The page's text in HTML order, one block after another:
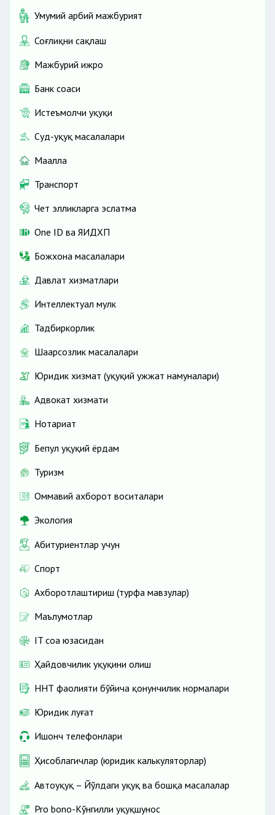
Умумий ҳарбий мажбурият
Соғлиқни сақлаш
Мажбурий ижро
Банк соҳаси
Истеъмолчи ҳуқуқи
Суд-ҳуқуқ масалалари
Маҳалла
Транспорт
Чет элликларга эслатма
One ID ва ЯИДХП
Божхона масалалари
Давлат хизматлари
Интеллектуал мулк
Тадбиркорлик
Шаҳарсозлик масалалари
Юридик хизмат (ҳуқуқий ҳужжат намуналари)
Адвокат хизмати
Нотариат
Бепул ҳуқуқий ёрдам
Туризм
Оммавий ахборот воситалари
Экология
Абитуриентлар учун
Спорт
Ахборотлаштириш (турфа мавзулар)
Маълумотлар
IT соҳа юзасидан
Ҳайдовчилик ҳуқуқини олиш
ННТ фаолияти бўйича қонунчилик нормалари
Юридик луғат
Ишонч телефонлари
Ҳисоблагичлар (юридик калькуляторлар)
Автоҳуқуқ – Йўлдаги ҳуқуқ ва бошқа масалалар
Pro bono-Кўнгилли ҳуқуқшунос